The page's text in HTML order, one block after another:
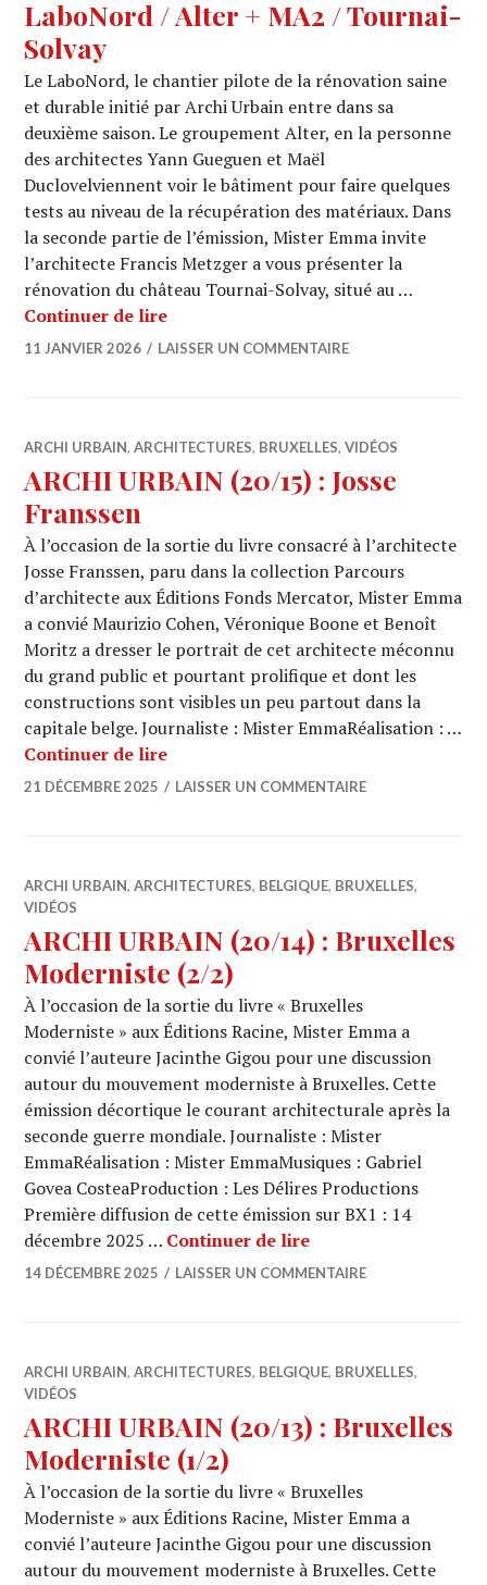
LaboNord / Alter + MA2 / Tournai-
Solvay
Le LaboNord, le chantier pilote de la rénovation saine
et durable initié par Archi Urbain entre dans sa
deuxième saison. Le groupement Alter, en la personne
des architectes Yann Gueguen et Maël
Duclovelviennent voir le bâtiment pour faire quelques
tests au niveau de la récupération des matériaux. Dans
la seconde partie de l’émission, Mister Emma invite
l’architecte Francis Metzger a vous présenter la
rénovation du château Tournai-Solvay, situé au …
Continuer de lireARCHI URBAIN (20/16) : LaboNord /
11 JANVIER 2026 LAISSER UN COMMENTAIRE
ARCHI URBAIN,ARCHITECTURES, BRUXELLES,VIDÉOS
ARCHI URBAIN (20/15) : Josse
Franssen
À l’occasion de la sortie du livre consacré à l’architecte
Josse Franssen, paru dans la collection Parcours
d’architecte aux Éditions Fonds Mercator, Mister Emma
a convié Maurizio Cohen, Véronique Boone et Benoît
Moritz a dresser le portrait de cet architecte méconnu
du grand public et pourtant prolifique et dont les
constructions sont visibles un peu partout dans la
capitale belge. Journaliste : Mister EmmaRéalisation : …
Continuer de lireARCHI URBAIN (20/15) : Josse
21 DÉCEMBRE 2025 LAISSER UN COMMENTAIRE
ARCHI URBAIN,ARCHITECTURES, BELGIQUE, BRUXELLES,
VIDÉOS
ARCHI URBAIN (20/14) : Bruxelles
Moderniste (2/2)
À l’occasion de la sortie du livre « Bruxelles
Moderniste » aux Éditions Racine, Mister Emma a
convié l’auteure Jacinthe Gigou pour une discussion
autour du mouvement moderniste à Bruxelles. Cette
émission décortique le courant architecturale après la
seconde guerre mondiale. Journaliste : Mister
EmmaRéalisation : Mister EmmaMusiques : Gabriel
Govea CosteaProduction : Les Délires Productions
Première diffusion de cette émission sur BX1 : 14
décembre 2025 … Continuer de lireARCHI URBAIN
14 DÉCEMBRE 2025 LAISSER UN COMMENTAIRE
ARCHI URBAIN,ARCHITECTURES, BELGIQUE, BRUXELLES,
VIDÉOS
ARCHI URBAIN (20/13) : Bruxelles
Moderniste (1/2)
À l’occasion de la sortie du livre « Bruxelles
Moderniste » aux Éditions Racine, Mister Emma a
convié l’auteure Jacinthe Gigou pour une discussion
autour du mouvement moderniste à Bruxelles. Cette